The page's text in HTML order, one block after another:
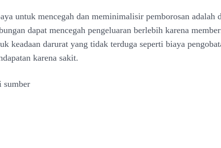
untuk mencegah dan meminimalisir pemborosan adalah
dapat mencegah pengeluaran berlebih karena
keadaan darurat yang tidak terduga seperti biaya
karena sakit.
sumber